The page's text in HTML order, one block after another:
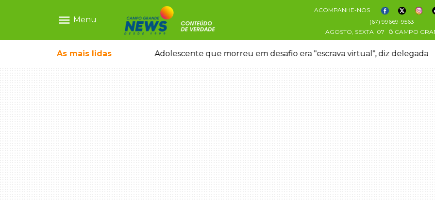
menu Menu
ACOMPANHE-NOS
(67) 99669-9563
AGOSTO, SEXTA 07 CAMPO
As mais lidas
temporal no interior Adolescente que morreu em desafio era "escrava virtual", diz delegada